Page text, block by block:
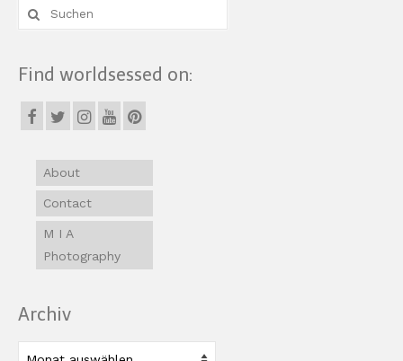
Suche
nach:
Find worldsessed on:
About
Contact
M I A
Photography
Archiv